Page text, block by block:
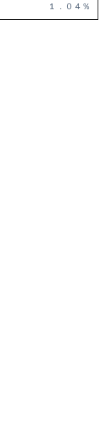
１．０４％